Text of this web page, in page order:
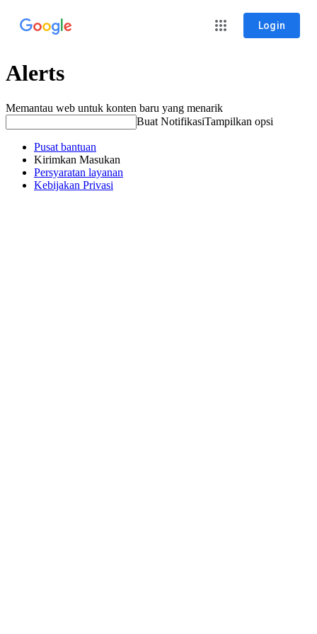
Login
Alerts
Memantau web untuk konten baru yang menarik
Buat NotifikasiTampilkan opsi
Pusat bantuan
Kirimkan Masukan
Persyaratan layanan
Kebijakan Privasi